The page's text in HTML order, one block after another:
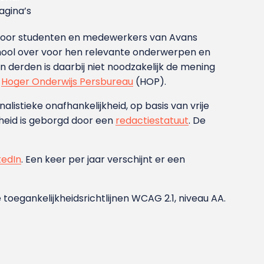
studenten en medewerkers van Avans
over voor hen relevante onderwerpen en
is daarbij niet noodzakelijk de mening
Hoger Onderwijs Persbureau (HOP).
onafhankelijkheid, op basis van vrije
is geborgd door een redactiestatuut. De
. Een keer per jaar verschijnt er een
WCAG 2.1, niveau AA.